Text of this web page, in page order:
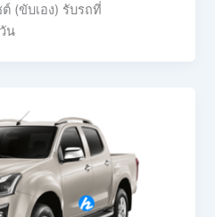
(ขับเอง) รับรถที่
น